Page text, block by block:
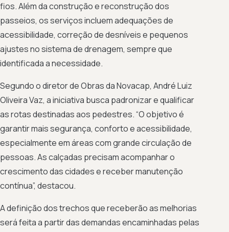
fios. Além da construção e reconstrução dos
passeios, os serviços incluem adequações de
acessibilidade, correção de desníveis e pequenos
ajustes no sistema de drenagem, sempre que
identificada a necessidade.
Segundo o diretor de Obras da Novacap, André Luiz
Oliveira Vaz, a iniciativa busca padronizar e qualificar
as rotas destinadas aos pedestres. “O objetivo é
garantir mais segurança, conforto e acessibilidade,
especialmente em áreas com grande circulação de
pessoas. As calçadas precisam acompanhar o
crescimento das cidades e receber manutenção
contínua”, destacou.
A definição dos trechos que receberão as melhorias
será feita a partir das demandas encaminhadas pelas